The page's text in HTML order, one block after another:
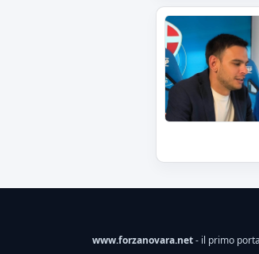
www.forzanovara.net- il primo